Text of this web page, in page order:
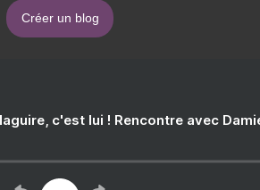
Créer un blog
c'est lui ! Rencontre avec